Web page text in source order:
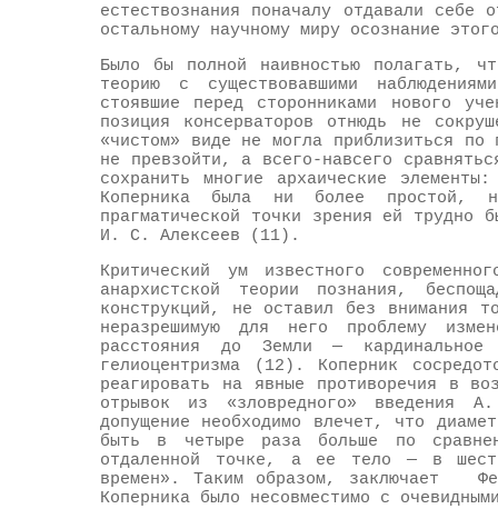
естествознания поначалу отдавали
остальному научному миру осознание
Было бы полной наивностью полагать,
теорию с существовавшими
стоявшие перед сторонниками нового
позиция консерваторов отнюдь не
«чистом» виде не могла приблизиться по
не превзойти, а всего-навсего
сохранить многие архаические
Коперника была ни более
прагматической точки зрения ей трудно
И. С. Алексеев (11).
Критический ум известного
анархистской теории познания,
конструкций, не оставил без внимания
неразрешимую для него проблему
расстояния до Земли —
гелиоцентризма (12). Коперник
реагировать на явные противоречия в
отрывок из «зловредного»
допущение необходимо влечет, что
быть в четыре раза больше по
отдаленной точке, а ее тело — в
времен». Таким образом, заключает
Коперника было несовместимо с